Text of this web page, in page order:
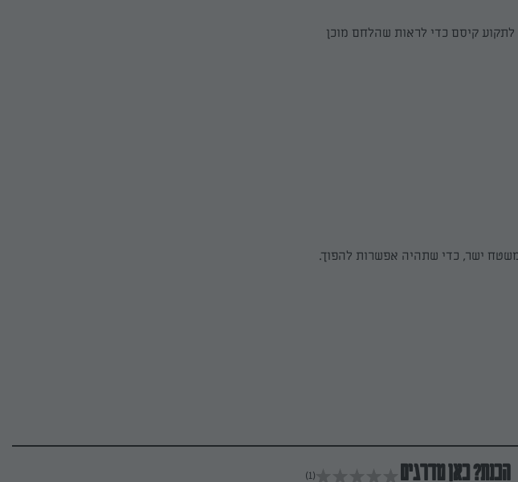
לתקוע קיסם כדי לראות שהלחם מוכן
ישר, כדי שתהיה אפשרות להפוך.
הכנת? כאן מדרגים (1)